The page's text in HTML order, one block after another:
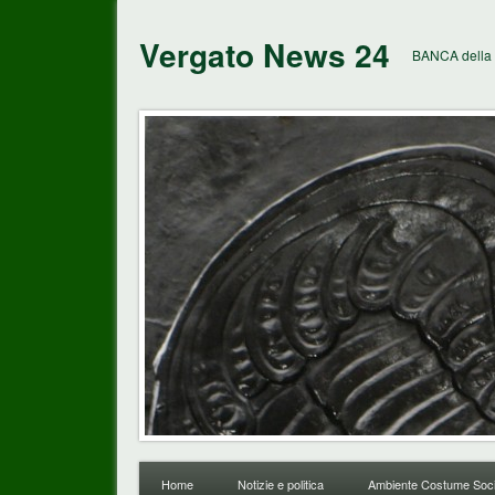
Vergato News 24 BANCA della
Home Notizie e politica Ambiente Costume